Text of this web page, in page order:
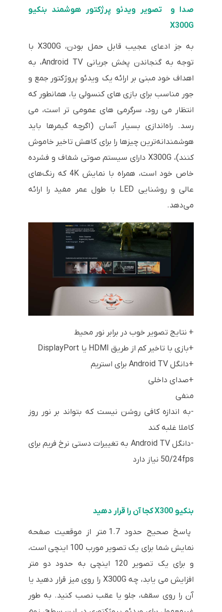
صدا و تصویر ویدئو پرژکتور هوشمند بنکیو
X300G
به جز ادعای عجیب قابل حمل بودن، X300G با
توجه به گنجاندن پخش جریانی Android TV، به
اهداف خود مبنی بر ارائه یک ویدئو پروژکتور جمع و
جور مناسب برای بازی های کنسولی یا، همانطور که
انتظار می رود، سرگرمی های عمومی تر است، می
رسد. راه‌اندازی بسیار آسان (اگرچه گیمرها باید
هوشمندانه‌ترین چیزها را برای کاهش تاخیر خاموش
کنند)، X300G دارای سیستم صوتی شفاف و فشرده
خاص خود است، همراه با نمایش 4K که رنگ‌های
عالی و روشنایی LED با طول عمر مفید را ارائه
می‌دهد.
+ نتایج تصویر خوب در برابر نور محیط
+بازی با تاخیر کم از طریق HDMI یا DisplayPort
+دانگل Android TV برای استریم
+صدای داخلی
منفی
-به اندازه کافی روشن نیست که بتواند بر نور روز
کاملا غلبه کند
-دانگل Android TV به تغییرات دستی نرخ فریم برای
50/24fps نیاز دارد
بنکیو X300 کجا آن را قرار دهید
پاسخ صحیح حدود 1.7 متر از موقعیت صفحه
نمایش شما برای یک تصویر مورب 100 اینچی است،
و برای یک تصویر 120 اینچی به حدود دو متر
افزایش می یابد، چه X300G را روی میز قرار دهید یا
آن را روی سقف، جلو یا عقب نصب کنید. به طور